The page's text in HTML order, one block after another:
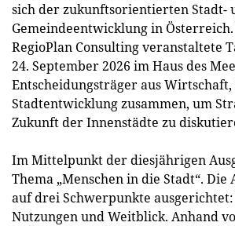
sich der zukunftsorientierten Stadt-
Gemeindeentwicklung in
RegioPlan Consulting veranstaltete
24. September 2026 im Haus des
Entscheidungsträger aus
Stadtentwicklung zusammen, um
Zukunft der Innenstädte zu
Im Mittelpunkt der diesjährigen
Thema „Menschen in die Stadt“. Die
auf drei Schwerpunkte ausgerichtet:
Nutzungen und Weitblick. Anhand